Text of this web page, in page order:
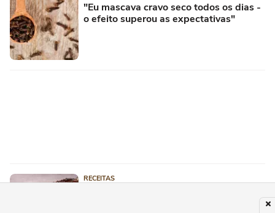
"Eu mascava cravo seco todos os dias -
o efeito superou as expectativas"
RECEITAS